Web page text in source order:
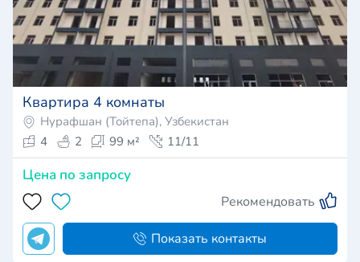
Квартира 4 комнаты
Нурафшан (Тойтепа), Узбекистан
4
2 99 м² 11/11
Цена по запросу
Рекомендовать
Показать контакты